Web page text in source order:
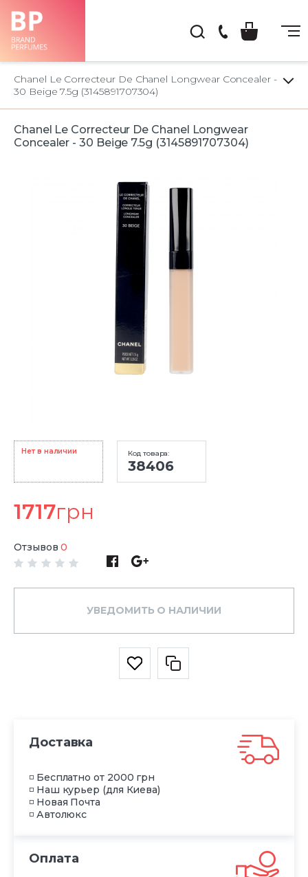
22
Chanel Le Correcteur De Chanel Longwear Concealer -
30 Beige 7.5g (3145891707304)
Chanel Le Correcteur De Chanel Longwear
Concealer - 30 Beige 7.5g (3145891707304)
Нет в наличии Код товара:
38406
1717грн
Отзывов 0
УВЕДОМИТЬ О НАЛИЧИИ
Доставка
◽ Бесплатно от 2000 грн
◽ Наш курьер (для Киева)
◽ Новая Почта
◽ Автолюкс
Оплата